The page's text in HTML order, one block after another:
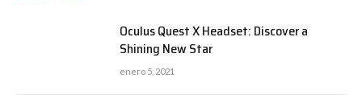
Oculus Quest X Headset: Discover a
Shining New Star
enero 5, 2021